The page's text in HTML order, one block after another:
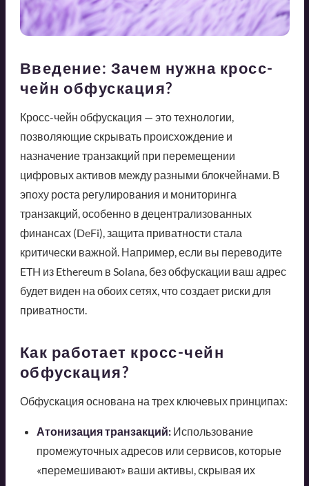
Введение: Зачем нужна кросс-
чейн обфускация?
Кросс-чейн обфускация — это технологии,
позволяющие скрывать происхождение и
назначение транзакций при перемещении
цифровых активов между разными блокчейнами. В
эпоху роста регулирования и мониторинга
транзакций, особенно в децентрализованных
финансах (DeFi), защита приватности стала
критически важной. Например, если вы переводите
ETH из Ethereum в Solana, без обфускации ваш адрес
будет виден на обоих сетях, что создает риски для
приватности.
Как работает кросс-чейн
обфускация?
Обфускация основана на трех ключевых принципах:
Атонизация транзакций:Использование
промежуточных адресов или сервисов, которые
«перемешивают» ваши активы, скрывая их